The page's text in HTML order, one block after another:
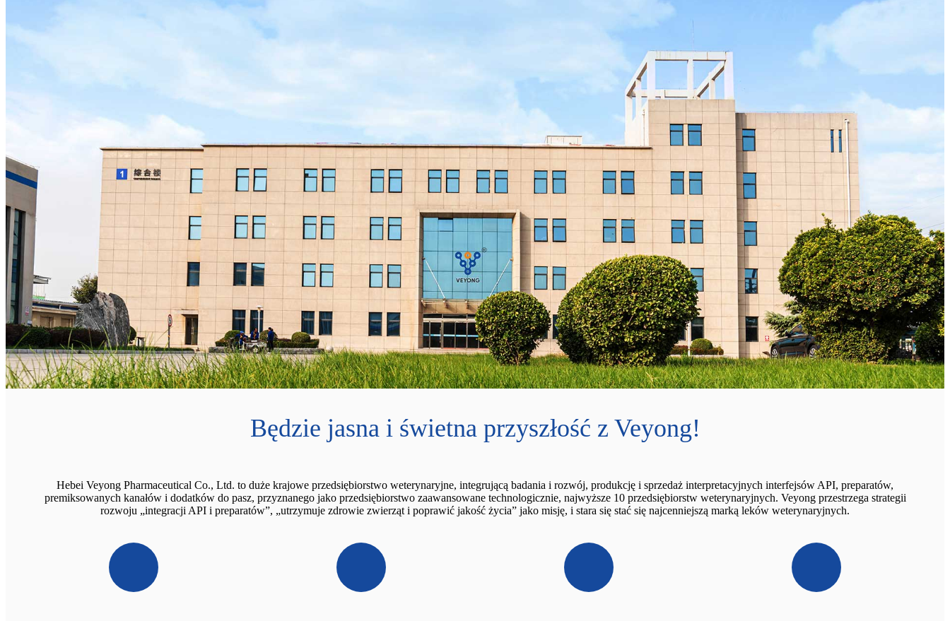
Będzie jasna i świetna przyszłość z Veyong!
Hebei Veyong Pharmaceutical Co., Ltd. to duże krajowe przedsiębiorstwo weterynaryjne, integrującą badania i rozwój, produkcję i sprzedaż interpretacyjnych interfejsów API, preparatów,
premiksowanych kanałów i dodatków do pasz, przyznanego jako przedsiębiorstwo zaawansowane technologicznie, najwyższe 10 przedsiębiorstw weterynaryjnych. Veyong przestrzega strategii
rozwoju „integracji API i preparatów”, „utrzymuje zdrowie zwierząt i poprawić jakość życia” jako misję, i stara się stać się najcenniejszą marką leków weterynaryjnych.